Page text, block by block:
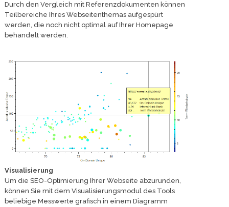
Durch den Vergleich mit Referenzdokumenten können
Teilbereiche Ihres Webseitenthemas aufgespürt
werden, die noch nicht optimal auf Ihrer Homepage
behandelt werden.
Visualisierung
Um die SEO-Optimierung Ihrer Webseite abzurunden,
können Sie mit dem Visualisierungsmodul des Tools
beliebige Messwerte grafisch in einem Diagramm